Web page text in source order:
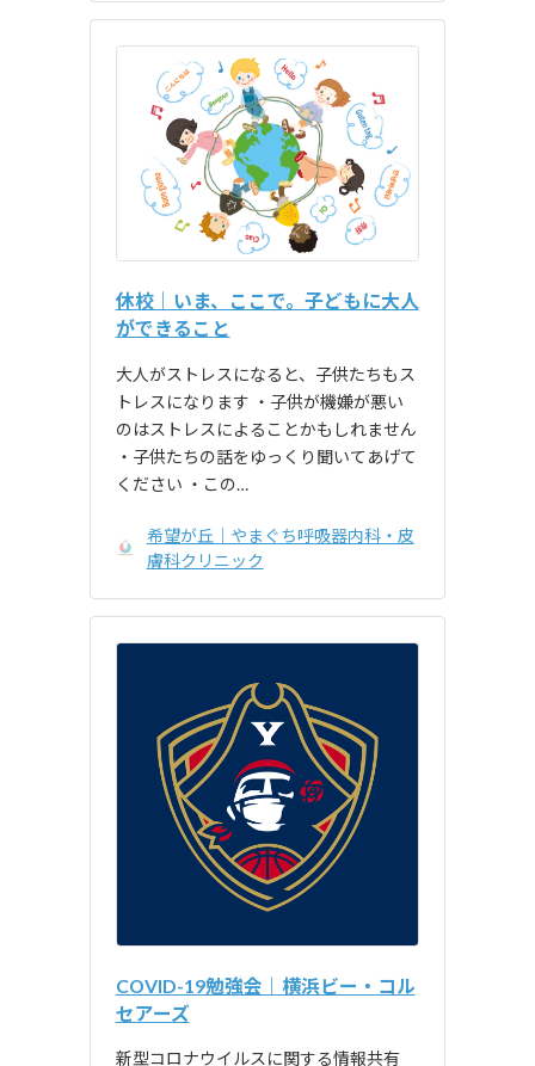
休校｜いま、ここで。子どもに大人
ができること
大人がストレスになると、子供たちもス
トレスになります ・子供が機嫌が悪い
のはストレスによることかもしれません
・子供たちの話をゆっくり聞いてあげて
ください ・この…
希望が丘｜やまぐち呼吸器内科・皮
膚科クリニック
COVID-19勉強会｜横浜ビー・コル
セアーズ
新型コロナウイルスに関する情報共有